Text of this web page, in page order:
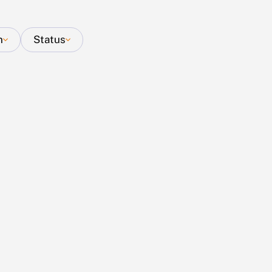
Status